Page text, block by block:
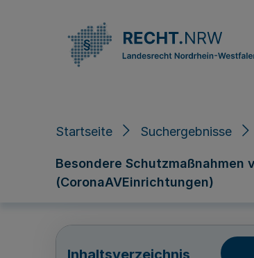
Startseite Suchergebnisse
Besondere Schutzmaßnahmen
(CoronaAVEinrichtungen)
Inhaltsverzeichnis